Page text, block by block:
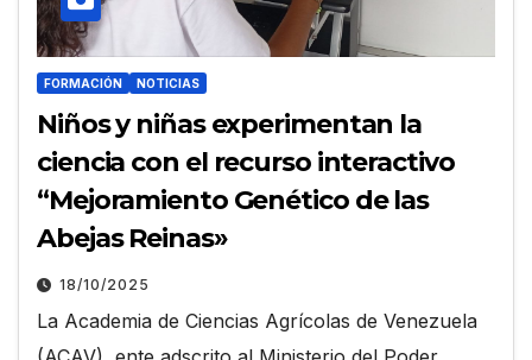
FORMACIÓN NOTICIAS
Niños y niñas experimentan la
ciencia con el recurso interactivo
“Mejoramiento Genético de las
Abejas Reinas»
18/10/2025
La Academia de Ciencias Agrícolas de Venezuela